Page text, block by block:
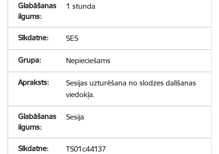
1 stunda
SES
Nepieciešams
Sesijas uzturēšana no slodzes dalīšanas
viedokļa.
Sesija
TS01c44137